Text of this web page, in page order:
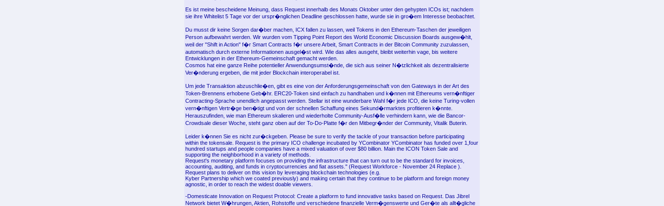
Es ist meine bescheidene Meinung, dass Request innerhalb des Monats Oktober unter den gehypten ICOs ist; nachdem
sie ihre Whitelist 5 Tage vor der urspr�nglichen Deadline geschlossen hatte, wurde sie in gro�em Interesse beobachtet.
Du musst dir keine Sorgen dar�ber machen, ICX fallen zu lassen, weil Tokens in den Ethereum-Taschen der jeweiligen
Person aufbewahrt werden. Wir wurden vom Tipping Point Report des World Economic Discussion Boards ausgew�hlt,
weil der "Shift in Action" f�r Smart Contracts f�r unsere Arbeit, Smart Contracts in der Bitcoin Community zuzulassen,
automatisch durch externe Informationen ausgel�st wird. Wie das alles ausgeht, bleibt weiterhin vage, bis weitere
Entwicklungen in der Ethereum-Gemeinschaft gemacht werden.
Cosmos hat eine ganze Reihe potentieller Anwendungsumst�nde, die sich aus seiner N�tzlichkeit als dezentralisierte
Ver�nderung ergeben, die mit jeder Blockchain interoperabel ist.
Um jede Transaktion abzuschlie�en, gibt es eine von der Anforderungsgemeinschaft von den Gateways in der Art des
Token-Brennens erhobene Geb�hr. ERC20-Token sind einfach zu handhaben und k�nnen mit Ethereums vern�nftiger
Contracting-Sprache unendlich angepasst werden. Stellar ist eine wunderbare Wahl f�r jede ICO, die keine Turing-vollen
vern�nftigen Vertr�ge ben�tigt und von der schnellen Schaffung eines Sekund�rmarktes profitieren k�nnte.
Herauszufinden, wie man Ethereum skalieren und wiederholte Community-Ausf�lle verhindern kann, wie die Bancor-
Crowdsale dieser Woche, steht ganz oben auf der To-Do-Platte f�r den Mitbegr�nder der Community, Vitalik Buterin.
Leider k�nnen Sie es nicht zur�ckgeben. Please be sure to verify the tackle of your transaction before participating
within the tokensale. Request is the primary ICO challenge incubated by YCombinator YCombinator has funded over 1,four
hundred startups and people companies have a mixed valuation of over $80 billion. Main the ICON Token Sale and
supporting the neighborhood in a variety of methods.
Request's monetary platform focuses on providing the infrastructure that can turn out to be the standard for invoices,
accounting, auditing, and funds in cryptocurrencies and fiat assets." (Request Workforce - November 24 Replace ).
Request plans to deliver on this vision by leveraging blockchain technologies (e.g.
Kyber Partnership which we coated previously) and making certain that they continue to be platform and foreign money
agnostic, in order to reach the widest doable viewers.
-Domesticate Innovation on Request Protocol: Create a platform to fund innovative tasks based on Request. Das Jibrel
Network bietet W�hrungen, Aktien, Rohstoffe und verschiedene finanzielle Verm�genswerte und Ger�te als allt�gliche